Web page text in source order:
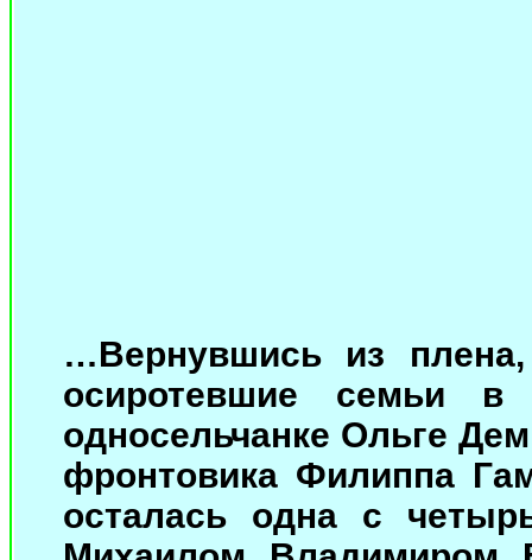
…Вернувшись из
осиротевшие семьи
односельчанке Ольге
фронтовика Филиппа
осталась одна с